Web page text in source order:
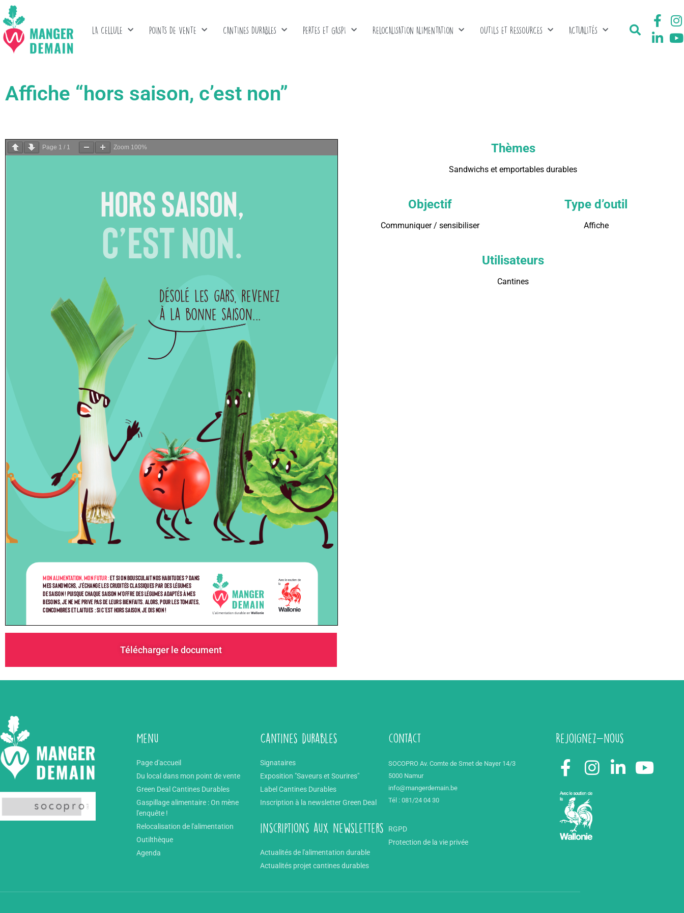
LA CELLULE POINTS DE VENTE CANTINES DURABLES PERTES ET GASPI RELOCALISATION ALIMENTATION OUTILS ET RESSOURCES ACTUALITÉS
Affiche “hors saison, c’est non”
Page 1 / 1 Zoom 100%
Télécharger le document
Thèmes
Sandwichs et emportables durables
Objectif
Communiquer / sensibiliser
Type d’outil
Affiche
Utilisateurs
Cantines
Menu
Page d'accueil
Du local dans mon point de vente
Green Deal Cantines Durables
Gaspillage alimentaire : On mène
l'enquête !
Relocalisation de l'alimentation
Outilthèque
Agenda
Cantines durables
Signataires
Exposition "Saveurs et Sourires"
Label Cantines Durables
Inscription à la newsletter Green Deal
inscriptions aux newsletters
Actualités de l'alimentation durable
Actualités projet cantines durables
contact
SOCOPRO Av. Comte de Smet de Nayer 14/3
5000 Namur
info@mangerdemain.be
Tél : 081/24 04 30
RGPD
Protection de la vie privée
Rejoignez-nous